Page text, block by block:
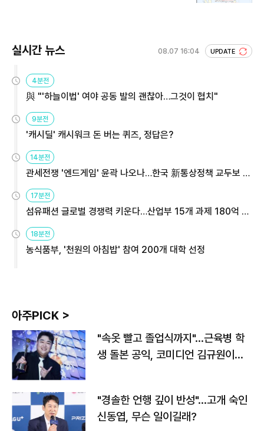
실시간 뉴스 08.07 16:04 UPDATE
4분전
與 "'하늘이법' 여야 공동 발의 괜찮아…그것이 협치"
9분전
'캐시딜' 캐시워크 돈 버는 퀴즈, 정답은?
14분전
관세전쟁 '엔드게임' 윤곽 나오나…한국 新통상정책 교두보 활
17분전
섬유패션 글로벌 경쟁력 키운다…산업부 15개 과제 180억 지
18분전
농식품부, '천원의 아침밥' 참여 200개 대학 선정
아주PICK >
"속옷 빨고 졸업식까지"…근육병 학
생 돌본 공익, 코미디언 김규원이었
"경솔한 언행 깊이 반성"…고개 숙인
신동엽, 무슨 일이길래?